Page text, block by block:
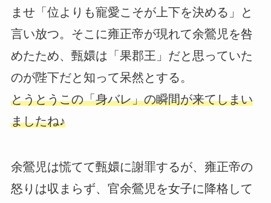
ませ「位よりも寵愛こそが上下を決める」と
言い放つ。そこに雍正帝が現れて余鶯児を咎
めたため、甄嬛は「果郡王」だと思っていた
のが陛下だと知って呆然とする。
とうとうこの「身バレ」の瞬間が来てしまい
ましたね♪
余鶯児は慌てて甄嬛に謝罪するが、雍正帝の
怒りは収まらず、官余鶯児を女子に降格して